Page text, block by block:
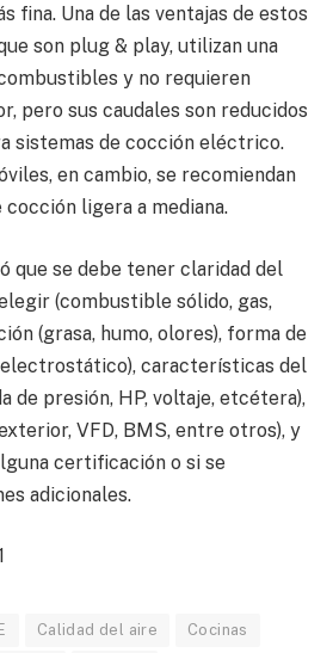
fina. Una de las ventajas de estos
son plug & play, utilizan una
y no requieren
pero sus caudales son reducidos
sistemas de cocción eléctrico.
en cambio, se recomiendan
ligera a mediana.
que se debe tener claridad del
(combustible sólido, gas,
(grasa, humo, olores), forma de
características del
de presión, HP, voltaje, etcétera),
VFD, BMS, entre otros), y
certificación o si se
adicionales.
Calidad del aire Cocinas